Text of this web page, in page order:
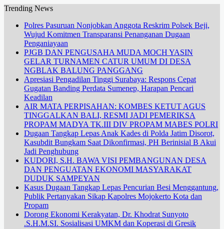
Trending News
Polres Pasuruan Nonjobkan Anggota Reskrim Polsek Beji,
Wujud Komitmen Transparansi Penanganan Dugaan
Penganiayaan
PJGB DAN PENGUSAHA MUDA MOCH YASIN
GELAR TURNAMEN CATUR UMUM DI DESA
NGBLAK BALUNG PANGGANG
Apresiasi Pengadilan Tinggi Surabaya: Respons Cepat
Gugatan Banding Perdata Sumenep, Harapan Pencari
Keadilan
AIR MATA PERPISAHAN: KOMBES KETUT AGUS
TINGGALKAN BALI, RESMI JADI PEMERIKSA
PROPAM MADYA TK.III DIV PROPAM MABES POLRI
Dugaan Tangkap Lepas Anak Kades di Polda Jatim Disorot,
Kasubdit Bungkam Saat Dikonfirmasi, PH Berinisial B Akui
Jadi Penghubung
KUDORI, S.H. BAWA VISI PEMBANGUNAN DESA
DAN PENGUATAN EKONOMI MASYARAKAT
DUDUK SAMPEYAN
Kasus Dugaan Tangkap Lepas Pencurian Besi Menggantung,
Publik Pertanyakan Sikap Kapolres Mojokerto Kota dan
Propam
Dorong Ekonomi Kerakyatan, Dr. Khodrat Sunyoto
.S.H.M.SI. Sosialisasi UMKM dan Koperasi di Gresik